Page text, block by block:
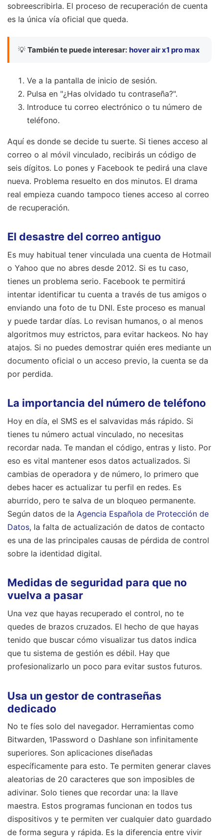
sobreescribirla. El proceso de recuperación de cuenta
es la única vía oficial que queda.
💡 También te puede interesar: hover air x1 pro max
Ve a la pantalla de inicio de sesión.
Pulsa en "¿Has olvidado tu contraseña?".
Introduce tu correo electrónico o tu número de
teléfono.
Aquí es donde se decide tu suerte. Si tienes acceso al
correo o al móvil vinculado, recibirás un código de
seis dígitos. Lo pones y Facebook te pedirá una clave
nueva. Problema resuelto en dos minutos. El drama
real empieza cuando tampoco tienes acceso al correo
de recuperación.
El desastre del correo antiguo
Es muy habitual tener vinculada una cuenta de Hotmail
o Yahoo que no abres desde 2012. Si es tu caso,
tienes un problema serio. Facebook te permitirá
intentar identificar tu cuenta a través de tus amigos o
enviando una foto de tu DNI. Este proceso es manual
y puede tardar días. Lo revisan humanos, o al menos
algoritmos muy estrictos, para evitar hackeos. No hay
atajos. Si no puedes demostrar quién eres mediante un
documento oficial o un acceso previo, la cuenta se da
por perdida.
La importancia del número de teléfono
Hoy en día, el SMS es el salvavidas más rápido. Si
tienes tu número actual vinculado, no necesitas
recordar nada. Te mandan el código, entras y listo. Por
eso es vital mantener esos datos actualizados. Si
cambias de operadora y de número, lo primero que
debes hacer es actualizar tu perfil en redes. Es
aburrido, pero te salva de un bloqueo permanente.
Según datos de la Agencia Española de Protección de
Datos, la falta de actualización de datos de contacto
es una de las principales causas de pérdida de control
sobre la identidad digital.
Medidas de seguridad para que no
vuelva a pasar
Una vez que hayas recuperado el control, no te
quedes de brazos cruzados. El hecho de que hayas
tenido que buscar cómo visualizar tus datos indica
que tu sistema de gestión es débil. Hay que
profesionalizarlo un poco para evitar sustos futuros.
Usa un gestor de contraseñas
dedicado
No te fíes solo del navegador. Herramientas como
Bitwarden, 1Password o Dashlane son infinitamente
superiores. Son aplicaciones diseñadas
específicamente para esto. Te permiten generar claves
aleatorias de 20 caracteres que son imposibles de
adivinar. Solo tienes que recordar una: la llave
maestra. Estos programas funcionan en todos tus
dispositivos y te permiten ver cualquier dato guardado
de forma segura y rápida. Es la diferencia entre vivir